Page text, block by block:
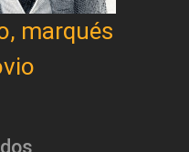
marqués